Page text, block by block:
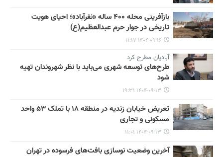
بازآفرینی محله ۴۰۰ ساله «نفرآباد»؛ احیای هویت
تاریخی در جوار حرم عبدالعظیم(ع)
۱۴۰۴-۰۹-۱۶ ۱۱:۱۷
آبادیان مطرح کرد
طرح‌های توسعه شهری می‌باید با نظر شهروندان تهیه
شود
۱۴۰۴-۰۹-۱۳ ۱۹:۳۱
تعریض خیابان زندیه در منطقه ۱۸ با تملک ۵۳ واحد
مسکونی و تجاری
۱۴۰۴-۰۹-۱۳ ۱۱:۰۱
آخرین وضعیت نوسازی بافت‌های فرسوده در تهران